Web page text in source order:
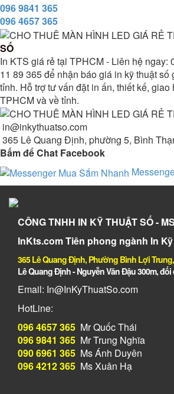
096 9841 365
096 4657 365
SỐ
In KTS giá rẻ tại TPHCM - Liên hệ ngay:
11 89 365 để nhận báo giá in kỹ thuật
tỉnh. Hỗ trợ tư vấn đặt in ấn, thiết kế, giao
TPHCM và về tỉnh.
in@inkythuatso.com
365 Lê Quang Định, phường 5, Bình
Bấm để Chat Facebook
CÔNG TNHH IN KỸ THUẬT SỐ -
InKts.com Tiên phong ngành In
365 Lê Quang Định, Phường Bình Lợi
Lê Quang Định - Nguyễn Văn Đậu 300m,
Email: In@InKyThuatSo.com
HotLine:
096 4657 365 Mr Quốc Thái
096 9841 365 Mr Trung Nghĩa
090 6961 365 Ms Ánh Duyên
096 4212 365 Ms Xuân Hạ